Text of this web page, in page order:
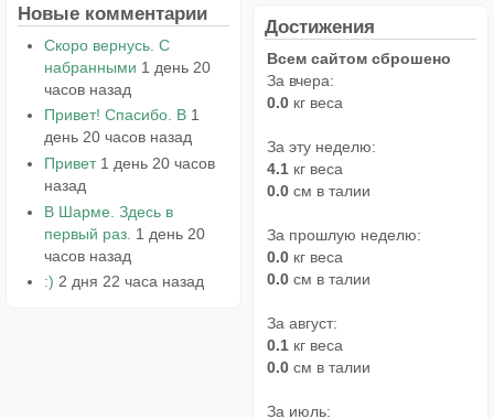
Новые комментарии
Скоро вернусь. С
набранными 1 день 20
часов назад
Привет! Спасибо. В 1
день 20 часов назад
Привет 1 день 20 часов
назад
В Шарме. Здесь в
первый раз. 1 день 20
часов назад
:) 2 дня 22 часа назад
Достижения
Всем сайтом сброшено
За вчера:
0.0 кг веса
За эту неделю:
4.1 кг веса
0.0 см в талии
За прошлую неделю:
0.0 кг веса
0.0 см в талии
За август:
0.1 кг веса
0.0 см в талии
За июль: